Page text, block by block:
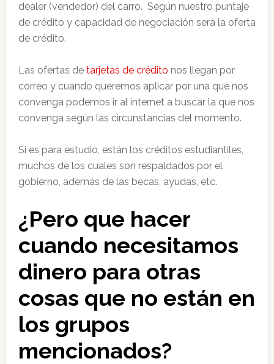
dealer (vendedor) del carro. Según nuestro puntaje
de crédito y capacidad de negociación será la oferta
de crédito.
Las ofertas detarjetas de crédito nos llegan por
correo y cuando queremos aplicar por una que nos
convenga podemos ir al internet a buscar la que nos
convenga según las circunstancias del momento.
Si es para estudio, están los créditos estudiantiles,
muchos de los cuales son respaldados por el
gobierno, además de las becas, ayudas, etc.
¿Pero que hacer
cuando necesitamos
dinero para otras
cosas que no están en
los grupos
mencionados?